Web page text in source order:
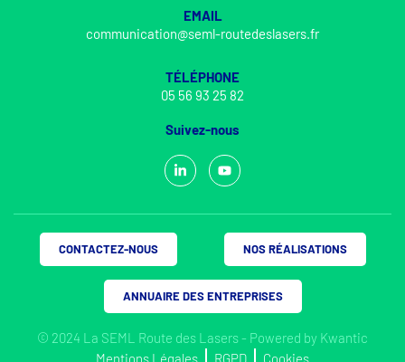
EMAIL
communication@seml-routedeslasers.fr
TÉLÉPHONE
05 56 93 25 82
Suivez-nous
© 2024 La SEML Route des Lasers - Powered by Kwantic
Mentions Légales
RGPD Cookies
CONTACTEZ-NOUS NOS RÉALISATIONS
ANNUAIRE DES ENTREPRISES